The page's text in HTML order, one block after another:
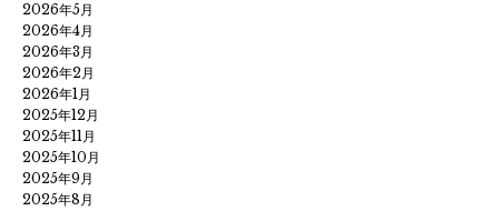
2026年5月
2026年4月
2026年3月
2026年2月
2026年1月
2025年12月
2025年11月
2025年10月
2025年9月
2025年8月